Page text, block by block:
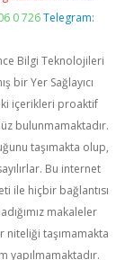
0 726 Telegram:
Bilgi Teknolojileri
bir Yer Sağlayıcı
içerikleri proaktif
bulunmamaktadır.
taşımakta olup,
Bu internet
ile hiçbir bağlantısı
makaleler
niteliği taşımamakta
yapılmamaktadır.